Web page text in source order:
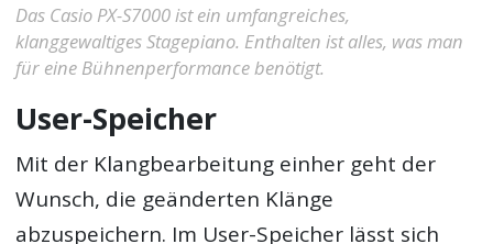
Das Casio PX-S7000 ist ein umfangreiches,
klanggewaltiges Stagepiano. Enthalten ist alles, was man
für eine Bühnenperformance benötigt.
User-Speicher
Mit der Klangbearbeitung einher geht der
Wunsch, die geänderten Klänge
abzuspeichern. Im User-Speicher lässt sich